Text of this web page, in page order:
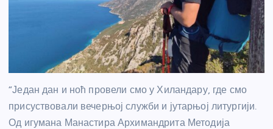
“Један дан и ноћ провели смо у Хиландару, где смо
присуствовали вечерњој служби и јутарњој литургији.
Од игумана Манастира Архимандрита Методија